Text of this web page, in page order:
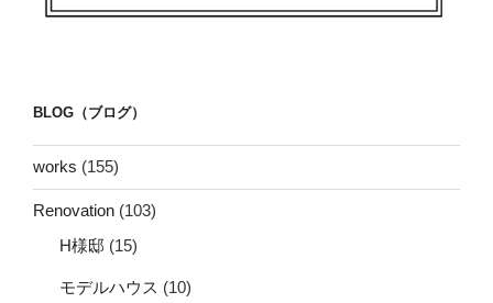
BLOG（ブログ）
works (155)
Renovation (103)
H様邸 (15)
モデルハウス (10)